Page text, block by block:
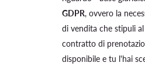
GDPR, ovvero la
di vendita che stipuli
contratto di
disponibile e tu l'hai